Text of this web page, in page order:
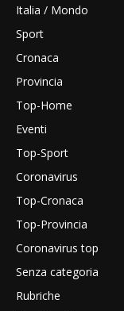
Italia / Mondo
Sport
Cronaca
Provincia
Top-Home
Eventi
Top-Sport
Coronavirus
Top-Cronaca
Top-Provincia
Coronavirus top
Senza categoria
Rubriche